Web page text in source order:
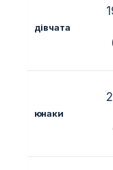
дівчата
юнаки